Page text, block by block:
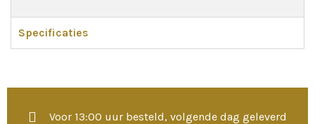
Specificaties
Voor 13:00 uur besteld, volgende dag geleverd